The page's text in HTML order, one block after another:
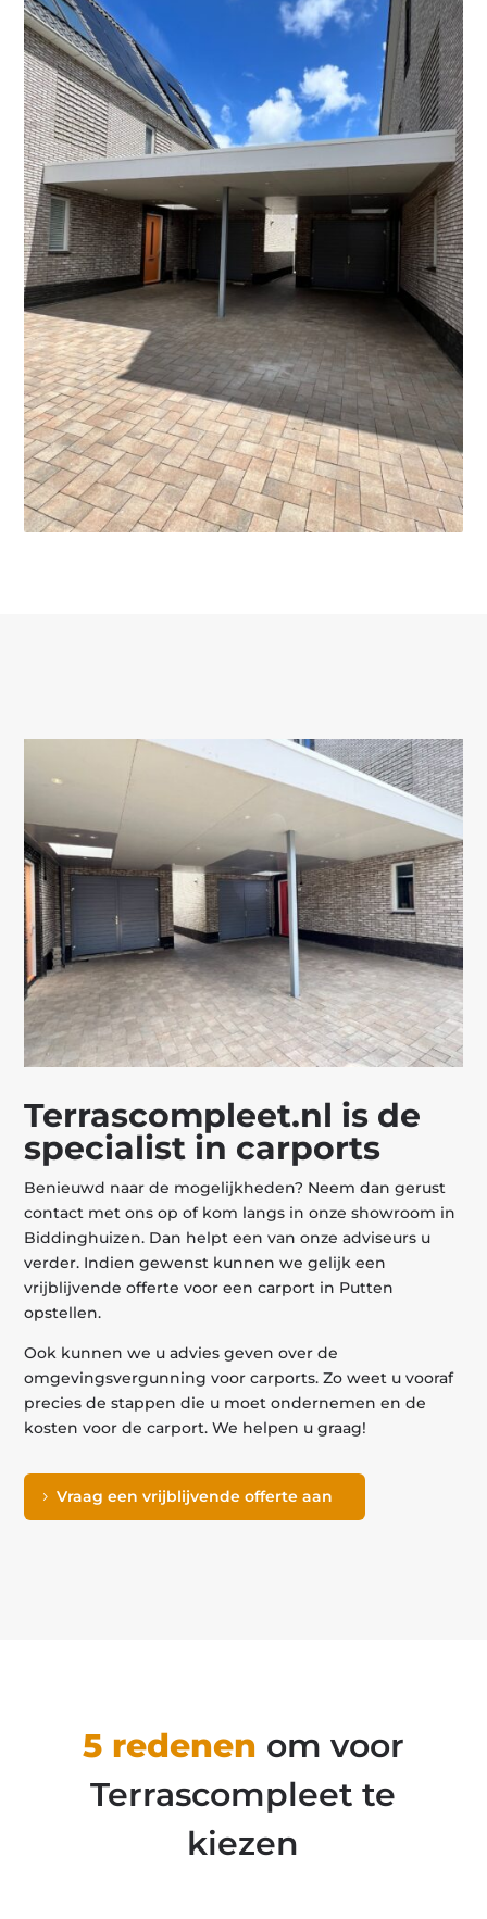
Terrascompleet.nl is de
specialist in carports
Benieuwd naar de mogelijkheden? Neem dan gerust
contact met ons op of kom langs in onze showroom in
Biddinghuizen. Dan helpt een van onze adviseurs u
verder. Indien gewenst kunnen we gelijk een
vrijblijvende offerte voor een carport in Putten
opstellen.
Ook kunnen we u advies geven over de
omgevingsvergunning voor carports. Zo weet u vooraf
precies de stappen die u moet ondernemen en de
kosten voor de carport. We helpen u graag!
Vraag een vrijblijvende offerte aan
5 redenen om voor
Terrascompleet te
kiezen